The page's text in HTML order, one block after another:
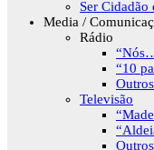
Ser Cidadão
Media /
Rádio
“10
Outros
Televisão
Outros